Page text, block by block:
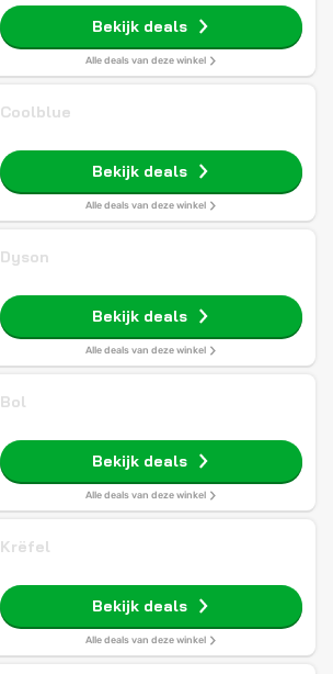
Bekijk deals
Alle deals van deze winkel
Coolblue
Bekijk deals
Alle deals van deze winkel
Dyson
Bekijk deals
Alle deals van deze winkel
Bol
Bekijk deals
Alle deals van deze winkel
Krëfel
Bekijk deals
Alle deals van deze winkel